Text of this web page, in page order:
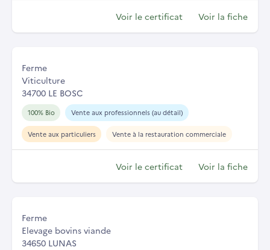
Voir le certificat Voir la fiche
Ferme
Viticulture
34700 LE BOSC
100% Bio Vente aux professionnels (au détail)
Vente aux particuliers Vente à la restauration commerciale
Voir le certificat Voir la fiche
Ferme
Elevage bovins viande
34650 LUNAS